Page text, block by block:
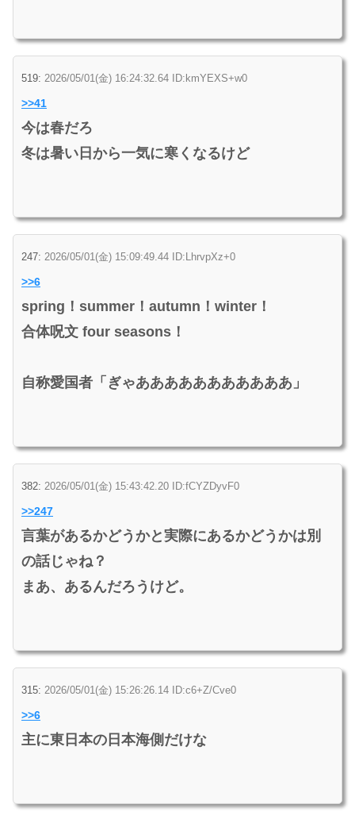
519: 2026/05/01(金) 16:24:32.64 ID:kmYEXS+w0
>>41
今は春だろ
冬は暑い日から一気に寒くなるけど
247: 2026/05/01(金) 15:09:49.44 ID:LhrvpXz+0
>>6
spring！summer！autumn！winter！
合体呪文 four seasons！
自称愛国者「ぎゃあああああああああああ」
382: 2026/05/01(金) 15:43:42.20 ID:fCYZDyvF0
>>247
言葉があるかどうかと実際にあるかどうかは別
の話じゃね？
まあ、あるんだろうけど。
315: 2026/05/01(金) 15:26:26.14 ID:c6+Z/Cve0
>>6
主に東日本の日本海側だけな